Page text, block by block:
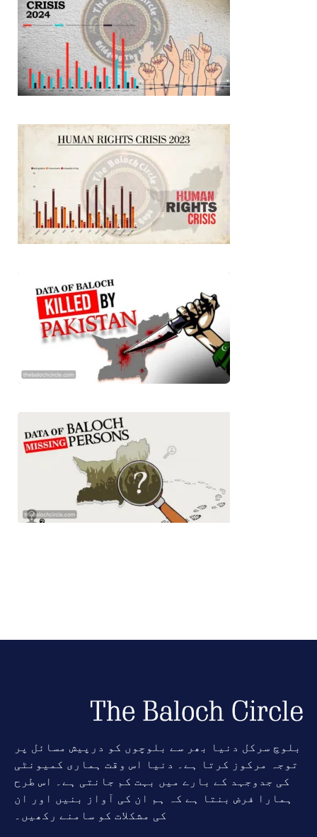
بلوچ سرکل دنیا بھر سے بلوچوں کو درپیش مسائل پر
توجہ مرکوز کرتا ہے۔ دنیا اس وقت ہماری کمیونٹی
کی جدوجہد کے بارے میں بہت کم جانتی ہے۔ اس طرح
ہمارا فرض بنتا ہے کہ ہم ان کی آواز بنیں اور ان
کی مشکلات کو سامنے رکھیں۔